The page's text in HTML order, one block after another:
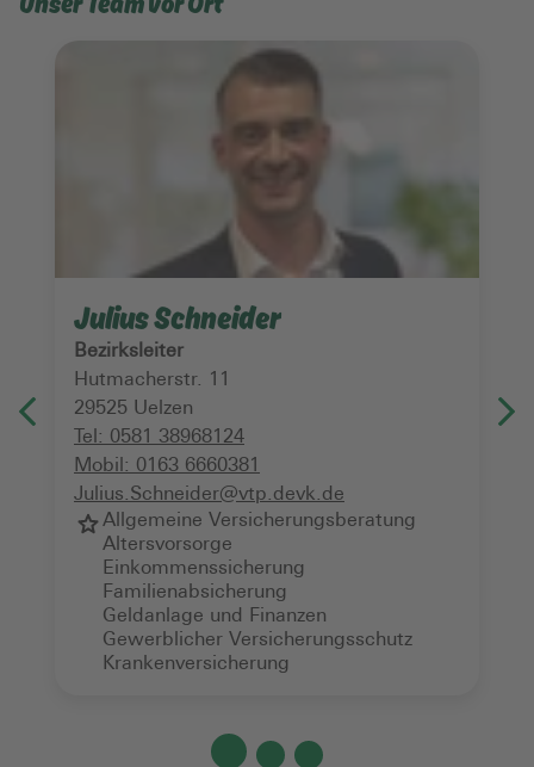
Julius Schneider
Bezirksleiter
Hutmacherstr. 11
29525 Uelzen
Tel: 0581 38968124
Mobil: 0163 6660381
Julius.Schneider@vtp.devk.de
Allgemeine Versicherungsberatung
Altersvorsorge
Einkommenssicherung
Familienabsicherung
Geldanlage und Finanzen
Gewerblicher Versicherungsschutz
Krankenversicherung